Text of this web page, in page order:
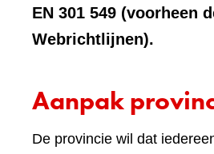
EN 301 549 (voorheen
Webrichtlijnen).
Aanpak
De provincie wil dat